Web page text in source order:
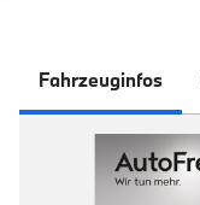
Fahrzeuginfos